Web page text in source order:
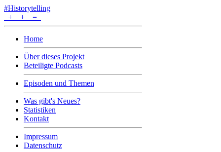
#Historytelling
+
+ =
Home
Über dieses Projekt
Beteiligte Podcasts
Episoden und Themen
Was gibt's Neues?
Statistiken
Kontakt
Impressum
Datenschutz